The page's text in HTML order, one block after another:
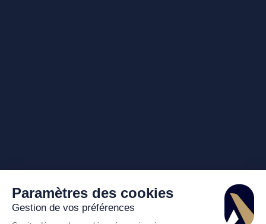
Paramètres des cookies
Gestion de vos préférences